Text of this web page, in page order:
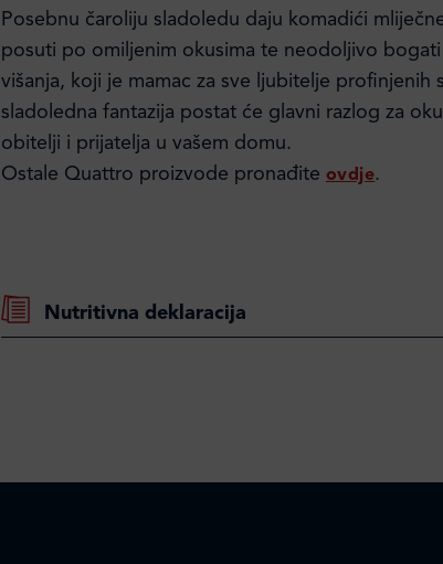
Posebnu čaroliju sladoledu daju komadići
posuti po omiljenim okusima te neodoljivo
višanja, koji je mamac za sve ljubitelje profinjenih
sladoledna fantazija postat će glavni razlog za
obitelji i prijatelja u vašem domu.
Ostale Quattro proizvode pronađite ovdje.
Nutritivna deklaracija